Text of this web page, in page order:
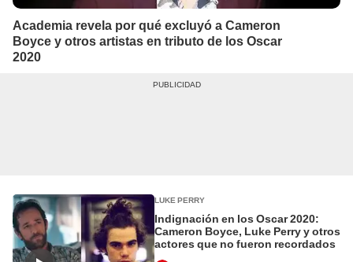
Academia revela por qué excluyó a Cameron
Boyce y otros artistas en tributo de los Oscar
2020
LUKE PERRY
Indignación en los Oscar 2020:
Cameron Boyce, Luke Perry y otros
actores que no fueron recordados